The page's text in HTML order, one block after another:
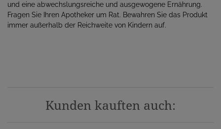
und eine abwechslungsreiche und ausgewogene Ernährung.
Fragen Sie Ihren Apotheker um Rat. Bewahren Sie das Produkt
immer außerhalb der Reichweite von Kindern auf.
Kunden kauften auch: